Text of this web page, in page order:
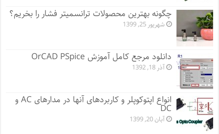
چگونه بهترین محصولات ترانسمیتر فشار را بخریم؟
شهریور 25, 1399
دانلود مرجع کامل آموزش OrCAD PSpice
آذر 18, 1392
انواع اپتوکوپلر و کاربردهای آنها در مدارهای AC و
DC
آبان 20, 1399